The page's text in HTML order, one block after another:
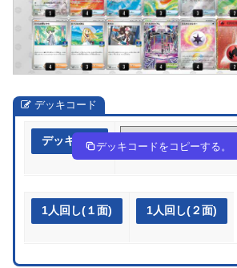
デッキコード
デッキ作成 VwdFbv-xYY7I4-b1FkFV
デッキコードをコピーする。
1人回し(１面) 1人回し(２面)